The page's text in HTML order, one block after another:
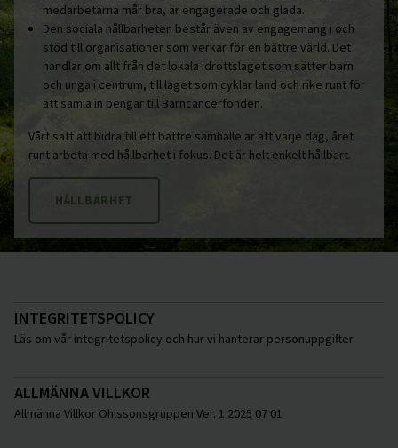
medarbetarna mår bra, är engagerade och glada.
Den sociala hållbarheten består även av engagemang i och
stöd till organisationer som verkar för en bättre värld. Det
handlar om allt från det lokala idrottslaget som sätter barn
och unga i centrum, till laget som cyklar land och rike runt för
att samla in pengar till Barncancerfonden.
Vårt sätt att bidra till ett bättre samhälle är att varje dag, året
runt arbeta med hållbarhet i fokus. Det är helt enkelt hållbart.
HÅLLBARHET
INTEGRITETSPOLICY
Läs om vår integritetspolicy och hur vi hanterar personuppgifter
ALLMÄNNA VILLKOR
Allmänna Villkor Ohlssonsgruppen Ver. 1 2025 07 01